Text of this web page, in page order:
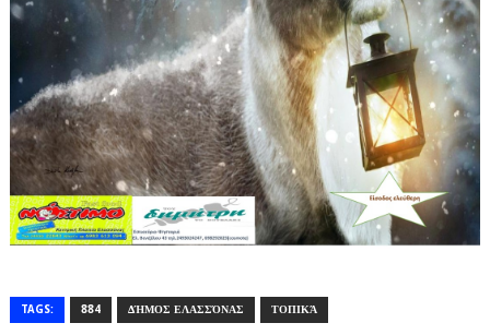
TAGS: 884 ΔΉΜΟΣ ΕΛΑΣΣΌΝΑΣ ΤΟΠΙΚΆ